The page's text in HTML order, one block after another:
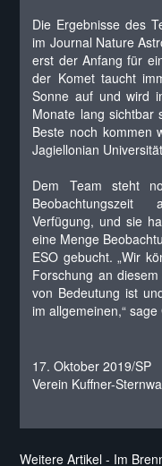
Die Ergebnisse des
im Journal Nature
erst der Anfang für
der Komet taucht
Sonne auf und wird
Monate lang sichtbar
Beste noch kommen
Jagiellonian
Dem Team steht
Beobachtungszeit
Verfügung, und sie
eine Menge
ESO gebucht. „Wir
Forschung an
von Bedeutung ist
im allgemeinen,“ sage
17. Oktober 2019/SP
Verein Kuffner-
Weitere Artikel - Im